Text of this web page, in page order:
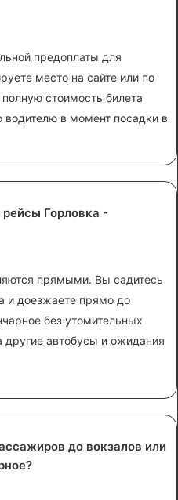
предоплаты для
место на сайте или по
стоимость билета
водителю в момент посадки в
Горловка -
прямыми. Вы садитесь
и доезжаете прямо до
без утомительных
автобусы и ожидания
до вокзалов или